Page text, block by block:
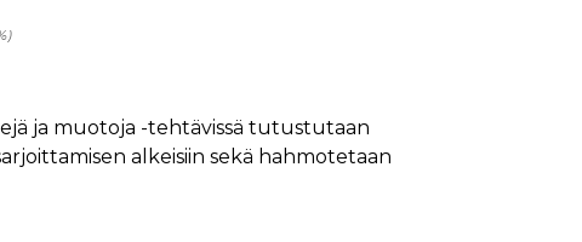
ja muotoja -tehtävissä tutustutaan
alkeisiin sekä hahmotetaan